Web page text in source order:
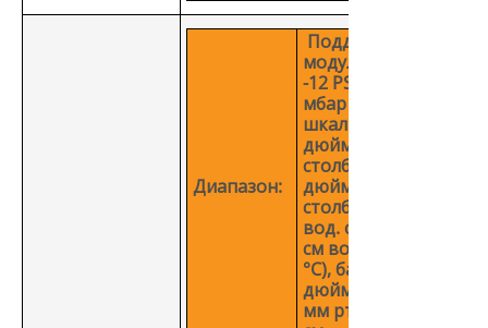
Диапазон:
Поддерживаемые
модули давления:
-12 PSI или -850
мбар до полной
шкалы; psi
дюймов вод.
столба (4 °C),
дюймов вод.
столба (20 °C), см
вод. столба (4 °C),
см вод. столба (20
°C), бар, мбар, кПа,
дюймы рт. столба,
мм рт. столба, кг/